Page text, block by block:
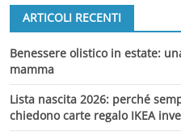
ARTICOLI RECENTI
Benessere olistico in estate:
mamma
Lista nascita 2026: perché
chiedono carte regalo IKEA